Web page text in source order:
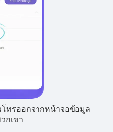
โทรออกจากหน้าจอข้อมูล
กเขา